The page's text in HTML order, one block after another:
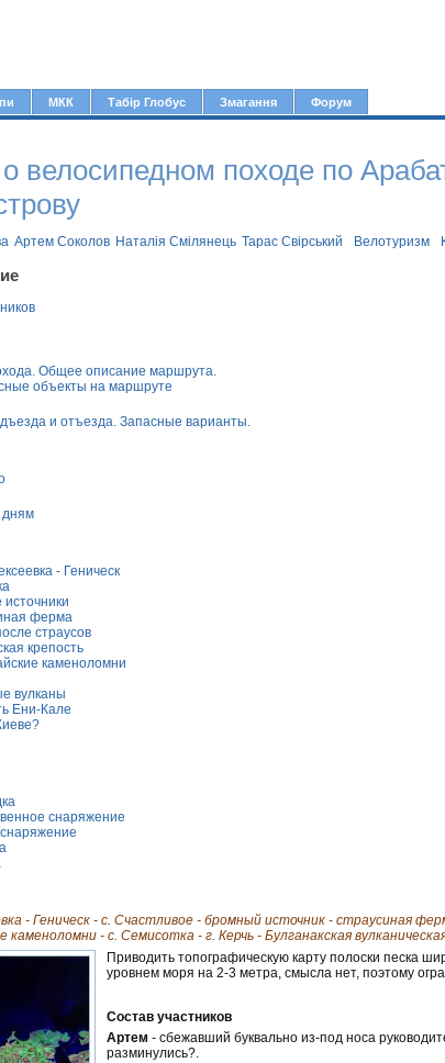
МКК Табір Глобус Змагання Форум
велосипедном походе по
Артем Соколов Наталія Смілянець Тарас Свірський Велотуризм
Общее описание маршрута.
объекты на маршруте
и отъезда. Запасные варианты.
дням
- Геническ
источники
ферма
страусов
крепость
каменоломни
вулканы
Ени-Кале
cнаряжение
- Геническ - с. Счастливое - бромный источник - страусиная
каменоломни - с. Семисотка - г. Керчь - Булганакская
Приводить топографическую карту полоски песка
уровнем моря на 2-3 метра, смысла нет, поэтому
Состав участников
Артем - сбежавший буквально из-под носа
разминулись?.